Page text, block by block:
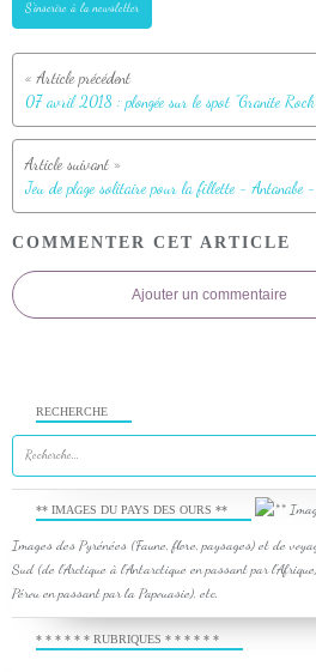
S'inscrire à la newsletter
Jeu de plage solitaire pour la fillette -
COMMENTER CET ARTICLE
Ajouter un commentaire
RECHERCHE
** IMAGES DU PAYS DES OURS **
Images des Pyrénées (Faune, flore, paysages) et de
Sud (de l'Arctique à l'Antarctique en passant par
Pérou en passant par la Papouasie), etc.
* * * * * * RUBRIQUES * * * * * *